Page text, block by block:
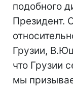
подобного
Президент.
Грузии,
что Грузии
мы